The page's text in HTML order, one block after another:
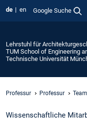
de en Google Suche
Lehrstuhl für
TUM School of Engineering
Technische Universität
Professur Professur Team
Wissenschaftliche